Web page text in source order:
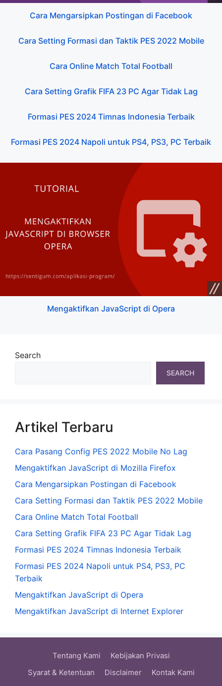
Cara Mengarsipkan Postingan di Facebook
Cara Setting Formasi dan Taktik PES 2022 Mobile
Cara Online Match Total Football
Cara Setting Grafik FIFA 23 PC Agar Tidak Lag
Formasi PES 2024 Timnas Indonesia Terbaik
Formasi PES 2024 Napoli untuk PS4, PS3, PC Terbaik
Mengaktifkan JavaScript di Opera
Search
SEARCH
Artikel Terbaru
Cara Pasang Config PES 2022 Mobile No Lag
Mengaktifkan JavaScript di Mozilla Firefox
Cara Mengarsipkan Postingan di Facebook
Cara Setting Formasi dan Taktik PES 2022 Mobile
Cara Online Match Total Football
Cara Setting Grafik FIFA 23 PC Agar Tidak Lag
Formasi PES 2024 Timnas Indonesia Terbaik
Formasi PES 2024 Napoli untuk PS4, PS3, PC
Terbaik
Mengaktifkan JavaScript di Opera
Mengaktifkan JavaScript di Internet Explorer
Tentang Kami
Kebijakan Privasi
Syarat & Ketentuan
Disclaimer
Kontak Kami